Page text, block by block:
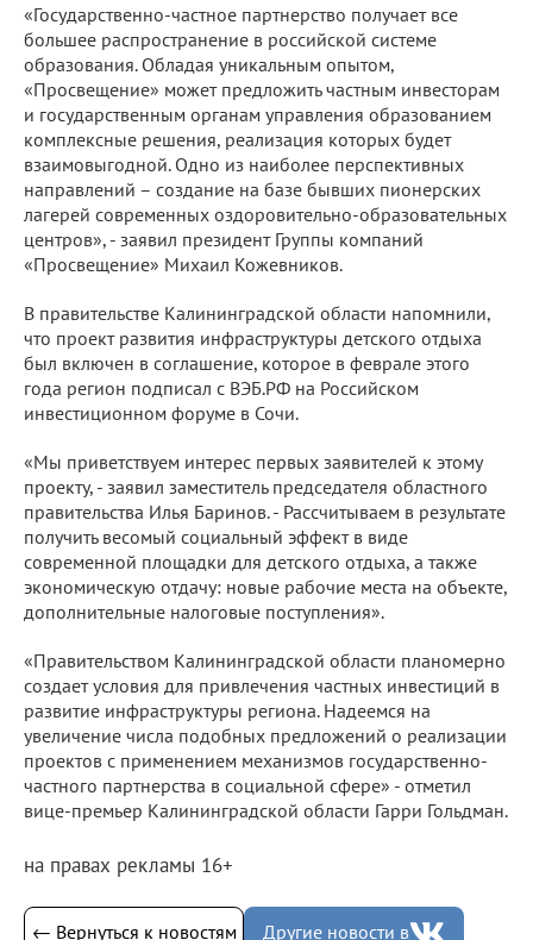
«Государственно-частное партнерство получает все
большее распространение в российской системе
образования. Обладая уникальным опытом,
«Просвещение» может предложить частным инвесторам
и государственным органам управления образованием
комплексные решения, реализация которых будет
взаимовыгодной. Одно из наиболее перспективных
направлений – создание на базе бывших пионерских
лагерей современных оздоровительно-образовательных
центров», - заявил президент Группы компаний
«Просвещение» Михаил Кожевников.
В правительстве Калининградской области напомнили,
что проект развития инфраструктуры детского отдыха
был включен в соглашение, которое в феврале этого
года регион подписал с ВЭБ.РФ на Российском
инвестиционном форуме в Сочи.
«Мы приветствуем интерес первых заявителей к этому
проекту, - заявил заместитель председателя областного
правительства Илья Баринов. - Рассчитываем в результате
получить весомый социальный эффект в виде
современной площадки для детского отдыха, а также
экономическую отдачу: новые рабочие места на объекте,
дополнительные налоговые поступления».
«Правительством Калининградской области планомерно
создает условия для привлечения частных инвестиций в
развитие инфраструктуры региона. Надеемся на
увеличение числа подобных предложений о реализации
проектов с применением механизмов государственно-
частного партнерства в социальной сфере» - отметил
вице-премьер Калининградской области Гарри Гольдман.
на правах рекламы 16+
← Вернуться к новостям Другие новости в